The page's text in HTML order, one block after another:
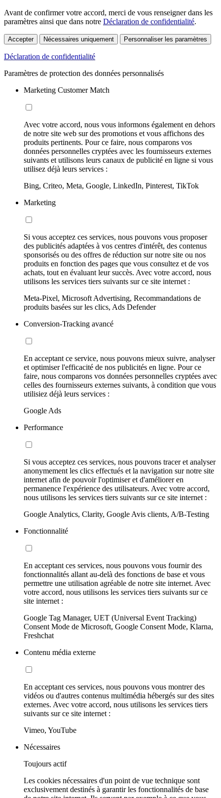
Avant de confirmer votre accord, merci de vous renseigner dans les
paramètres ainsi que dans notre Déclaration de confidentialité.
Accepter Nécessaires uniquement Personnaliser les paramètres
Déclaration de confidentialité
Paramètres de protection des données personnalisés
Marketing Customer Match
Avec votre accord, nous vous informons également en dehors
de notre site web sur des promotions et vous affichons des
produits pertinents. Pour ce faire, nous comparons vos
données personnelles cryptées avec les fournisseurs externes
suivants et utilisons leurs canaux de publicité en ligne si vous
utilisez déjà leurs services :
Bing, Criteo, Meta, Google, LinkedIn, Pinterest, TikTok
Marketing
Si vous acceptez ces services, nous pouvons vous proposer
des publicités adaptées à vos centres d'intérêt, des contenus
sponsorisés ou des offres de réduction sur notre site ou nos
produits en fonction des pages que vous consultez et de vos
achats, tout en évaluant leur succès. Avec votre accord, nous
utilisons les services tiers suivants sur ce site internet :
Meta-Pixel, Microsoft Advertising, Recommandations de
produits basées sur les clics, Ads Defender
Conversion-Tracking avancé
En acceptant ce service, nous pouvons mieux suivre, analyser
et optimiser l'efficacité de nos publicités en ligne. Pour ce
faire, nous comparons vos données personnelles cryptées avec
celles des fournisseurs externes suivants, à condition que vous
utilisiez déjà leurs services :
Google Ads
Performance
Si vous acceptez ces services, nous pouvons tracer et analyser
anonymement les clics effectués et la navigation sur notre site
internet afin de pouvoir l'optimiser et d'améliorer en
permanence l'expérience des utilisateurs. Avec votre accord,
nous utilisons les services tiers suivants sur ce site internet :
Google Analytics, Clarity, Google Avis clients, A/B-Testing
Fonctionnalité
En acceptant ces services, nous pouvons vous fournir des
fonctionnalités allant au-delà des fonctions de base et vous
permettre une utilisation agréable de notre site internet. Avec
votre accord, nous utilisons les services tiers suivants sur ce
site internet :
Google Tag Manager, UET (Universal Event Tracking)
Consent Mode de Microsoft, Google Consent Mode, Klarna,
Freshchat
Contenu média externe
En acceptant ces services, nous pouvons vous montrer des
vidéos ou d'autres contenus multimédia hébergés sur des sites
externes. Avec votre accord, nous utilisons les services tiers
suivants sur ce site internet :
Vimeo, YouTube
Nécessaires
Toujours actif
Les cookies nécessaires d'un point de vue technique sont
exclusivement destinés à garantir les fonctionnalités de base